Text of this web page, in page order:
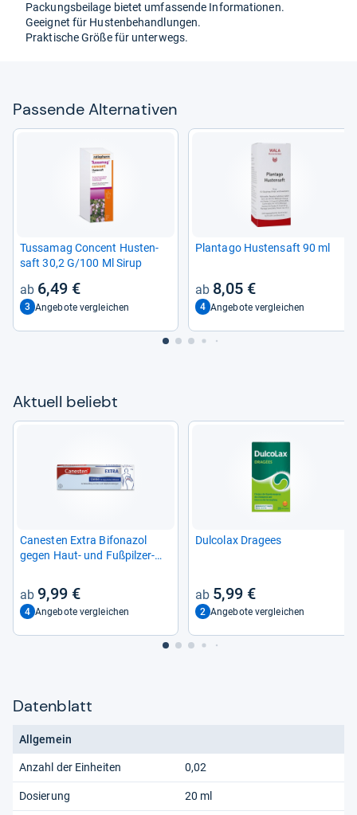
Packungs­bei­lage bie­tet umfas­sende Infor­ma­tio­nen.
Geeig­net für Hus­ten­be­hand­lun­gen.
Prak­ti­sche Größe für unter­wegs.
Pas­sende Alter­na­ti­ven
Tus­sa­mag Con­cent Hus­ten­
saft 30,2 G/100 Ml Sirup
6,49 €
3 Angebote vergleichen
Plant­ago Hus­ten­saft 90 ml
8,05 €
4 Angebote vergleichen
Aktu­ell beliebt
Canes­ten Extra Bifona­zol
gegen Haut-​ und Fuß­pil­zer­
9,99 €
4 Angebote vergleichen
Dul­co­lax Dra­gees
5,99 €
2 Angebote vergleichen
Datenblatt
Allgemein
Anzahl der Einheiten 0,02
Dosierung 20 ml